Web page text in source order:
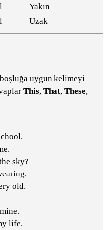
Yakın
Uzak
uygun kelimeyi
This, That, These,
sky?
old.
life.